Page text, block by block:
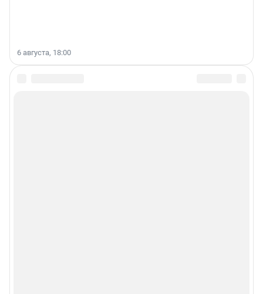
6 августа, 18:00